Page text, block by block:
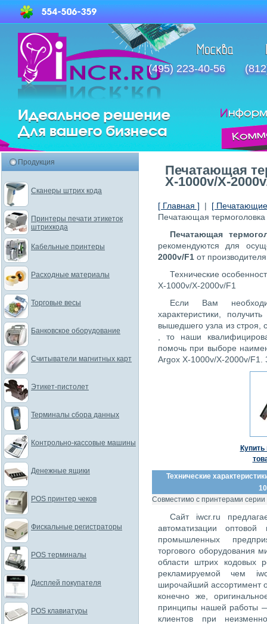
(495) 223-40-56
Печатающая
X-1000v/X-
[ Главная ] | [ Печатающие
Печатающая
Печатающая
рекомендуются для
2000v/F1 от
Технические
X-1000v/X-2000v/F1
Если Вам
характеристики,
вышедшего узла из строя,
, то наши
помочь при выборе
Argox X-1000v/X-2000v/F1.
Технические
Совместимо с принтерами серии
Сайт iwcr.ru
автоматизации
промышленных
торгового оборудования
области штрих кодовых
рекламируемой чем
широчайший ассортимент
конечно же,
принципы нашей работы
клиентов при
Продукция
Сканеры штрих кода
Принтеры печати этикеток
штрихкода
Кабельные принтеры
Расходные материалы
Торговые весы
Банковское оборудование
Считыватели магнитных карт
Этикет-пистолет
Терминалы сбора данных
Контрольно-кассовые машины
Денежные ящики
POS принтер чеков
Фискальные регистраторы
POS терминалы
Дисплей покупателя
POS клавиатуры